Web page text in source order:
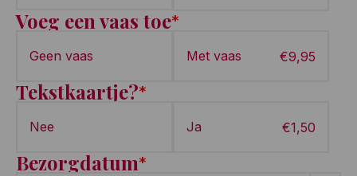
*
Voeg een vaas toe
Geen vaas Met vaas €9,95
*
Tekstkaartje?
Nee Ja €1,50
*
Bezorgdatum